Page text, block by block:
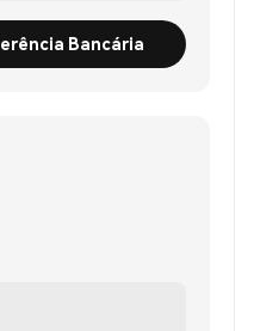
Bancária